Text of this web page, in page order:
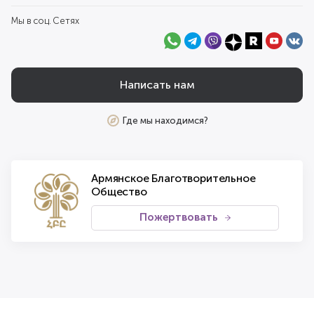
Мы в соц. Сетях
Написать нам
Где мы находимся?
Армянское Благотворительное
Общество
Пожертвовать